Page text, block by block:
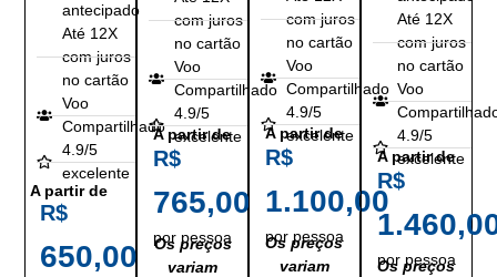
antecipado
Até 12X
com juros
no cartão
Voo
Compartilhado
4.9/5
excelente
A partir de
R$
650,00
com juros
no cartão
Voo
Compartilhado
4.9/5
excelente
A partir de
R$
765,00
por pessoa
Os preços
variam
com juros
no cartão
Voo
Compartilhado
4.9/5
excelente
A partir de
R$
1.100,00
por pessoa
Os preços
variam
Até 12X
com juros
no cartão
Voo
4.9/5
excelente
A partir de
R$
por pessoa
Os preços